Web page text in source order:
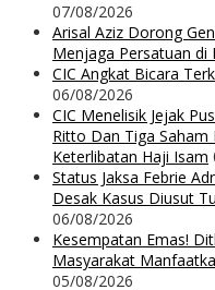
07/08/2026
Arisal Aziz Dorong
Menjaga Persatuan di
CIC Angkat Bicara
06/08/2026
CIC Menelisik Jejak
Ritto Dan Tiga Saham
Keterlibatan Haji Isam
Status Jaksa Febrie
Desak Kasus Diusut
06/08/2026
Kesempatan Emas!
Masyarakat
05/08/2026